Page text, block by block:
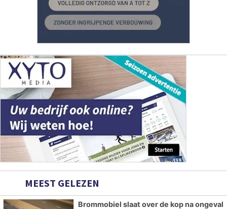
MEEST GELEZEN
Brommobiel slaat over de kop na ongeval